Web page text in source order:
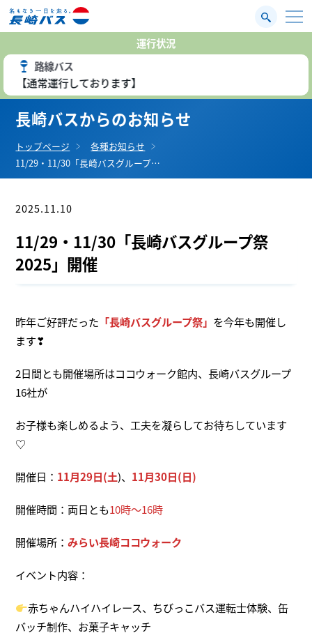
運行状況
路線バス
【通常運行しております】
長崎バスからのお知らせ
トップページ
各種お知らせ
11/29・11/30「長崎バスグループ…
2025.11.10
11/29・11/30「長崎バスグループ祭
2025」開催
昨年ご好評だった 「長崎バスグループ祭」 を今年も開催し
ます❣
2日間とも開催場所はココウォーク館内、長崎バスグループ
16社が
お子様も楽しめるよう、工夫を凝らしてお待ちしています
♡
開催日： 11月29日(土)、 11月30日(日)
開催時間：両日とも10時～16時
開催場所：みらい長崎ココウォーク
イベント内容：
赤ちゃんハイハイレース、ちびっこバス運転士体験、缶
バッチ制作、お菓子キャッチ